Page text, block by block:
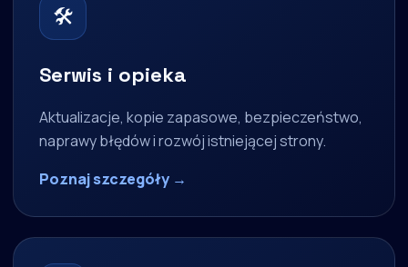
🛠
Serwis i opieka
Aktualizacje, kopie zapasowe, bezpieczeństwo,
naprawy błędów i rozwój istniejącej strony.
Poznaj szczegóły →